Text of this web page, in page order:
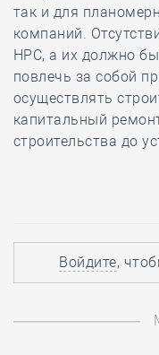
так и для
компаний.
НРС, а их должно
повлечь за собой
осуществлять
капитальный
строительства до
Войдите,